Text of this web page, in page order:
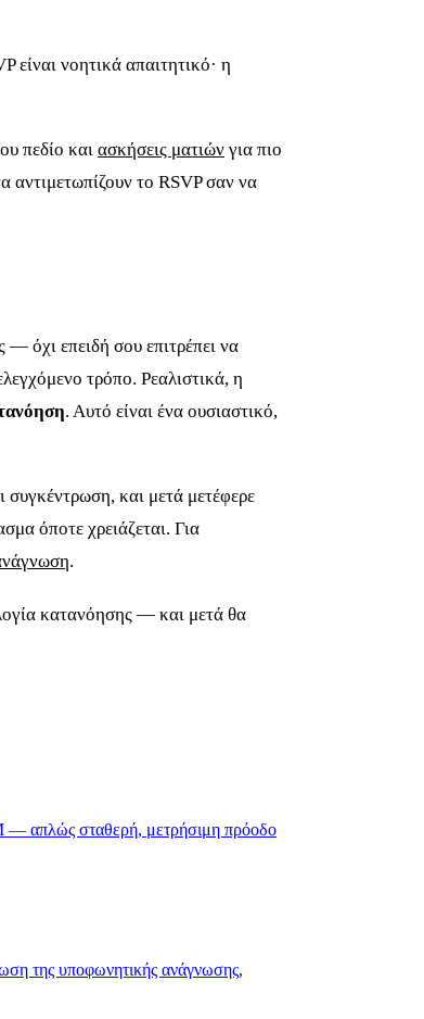
νοητικά απαιτητικό· η
πεδίο και ασκήσεις ματιών για πιο
αντιμετωπίζουν το RSVP σαν να
— όχι επειδή σου επιτρέπει να
τρόπο. Ρεαλιστικά, η
. Αυτό είναι ένα ουσιαστικό,
συγκέντρωση, και μετά μετέφερε
όποτε χρειάζεται. Για
.
κατανόησης — και μετά θα
— απλώς σταθερή, μετρήσιμη πρόοδο
της υποφωνητικής ανάγνωσης,